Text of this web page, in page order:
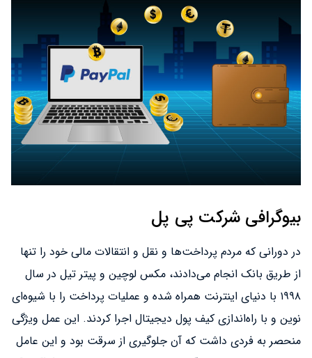
بیوگرافی شرکت پی پل
در دورانی که مردم پرداخت‌ها و نقل و انتقالات مالی خود را تنها
از طریق بانک انجام می‌دادند، مکس لوچین و پیتر تیل در سال
۱۹۹۸ با دنیای اینترنت همراه شده و عملیات پرداخت را با شیوه‌ای
نوین و با راه‌اندازی کیف پول دیجیتال اجرا کردند. این عمل ویژگی
منحصر به فردی داشت که آن جلوگیری از سرقت بود و این عامل